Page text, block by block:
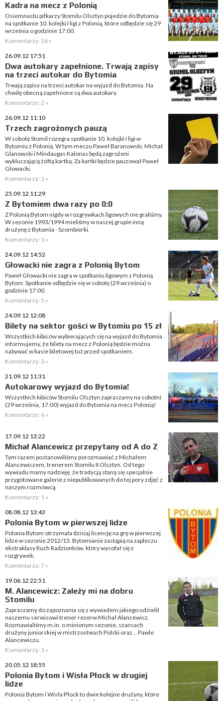
Kadra na mecz z Polonią
Osiemnastu piłkarzy Stomilu Olsztyn pojedzie do Bytomia
na spotkanie 10. kolejki I ligi z Polonią, które odbędzie się 29
września o godzinie 17:00.
Komentarzy: 26 »
26.09.12 17:51
Dwa autokary zapełnione. Trwają zapisy
na trzeci autokar do Bytomia
Trwają zapisy na trzeci autokar na wyjazd do Bytomia. Na
chwilę obecną zapełnione są dwa autokary.
Komentarzy: 2 »
26.09.12 11:10
Trzech zagrożonych pauzą
W sobotę Stomil rozegra spotkanie 10. kolejki I ligi w
Bytomiu z Polonią. W tym meczu Paweł Baranowski, Michał
Glanowski i Mindaugas Kalonas będą zagrożeni
wykluczającą żółtą kartką. Za kartki będzie pauzował Paweł
Głowacki.
Komentarzy: 1 »
25.09.12 11:29
Z Bytomiem dwa razy po 0:0
Z Polonią Bytom nigdy w rozgrywkach ligowych nie graliśmy.
W sezonie 1993/1994 mieliśmy w naszej grupie inną
drużynę z Bytomia - Szombierki.
Komentarzy: 1 »
24.09.12 14:52
Głowacki nie zagra z Polonią Bytom
Paweł Głowacki nie zagra w spotkaniu ligowym z Polonią
Bytom. Spotkanie odbędzie się w sobotę (29 września) o
godzinie 17:00.
Komentarzy: 5 »
24.09.12 12:08
Bilety na sektor gości w Bytomiu po 15 zł
Wszystkich kibiców wybierających się na wyjazd do Bytomia
informujemy, że bilety na mecz z Polonią będzie można
nabywać w kasie biletowej tuż przed spotkaniem.
Komentarzy: 3 »
21.09.12 11:31
Autokarowy wyjazd do Bytomia!
Wszystkich kibiców Stomilu Olsztyn zapraszamy na sobotni
(29 września, 17:00) wyjazd do Bytomia na mecz Polonią!
Komentarzy: 6 »
17.09.12 13:22
Michał Alancewicz przepytany od A do Z
Tym razem postanowiliśmy porozmawiać z Michałem
Alancewiczem, trenerem Stomilu II Olsztyn. Od tego
wywiadu mamy nadzieję, że tradycją staną się specjalnie
przygotowane galerie z niepublikowanych do tej pory zdjęć z
naszym rozmówcą.
Komentarzy: 1 »
08.08.12 13:43
Polonia Bytom w pierwszej lidze
Polonia Bytom otrzymała dzisiaj licencję na grę w pierwszej
lidze w sezonie 2012/13. Bytomianie zastąpią na zapleczu
ekstraklasy Ruch Radzionków, który wycofał się z
rozgrywek.
Komentarzy: 7 »
19.06.12 22:51
M. Alancewicz: Zależy mi na dobru
Stomilu
Zapraszamy do zapoznania się z wywiadem jakiego udzielił
naszemu serwisowi trener rezerw Michał Alancewicz.
Rozmawialiśmy m.in. o minionym sezonie, szansach
drużyny juniorskiej w mistrzostwach Polski oraz... Pawle
Alancewiczu.
Komentarzy: 1 »
20.05.12 18:55
Polonia Bytom i Wisła Płock w drugiej
lidze
Polonia Bytom i Wisła Płock to dwie kolejne drużyny, które